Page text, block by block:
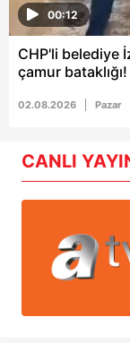
00:12
CHP'li belediye
çamur bataklığı!
02.08.2026 Pazar
CANLI